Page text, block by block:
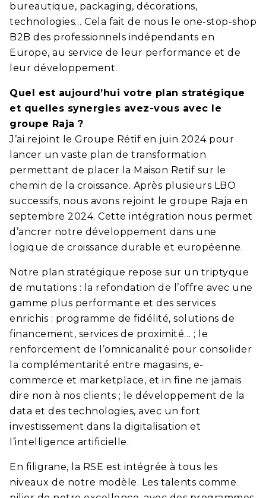
bureautique, packaging, décorations,
technologies… Cela fait de nous le one-stop-shop
B2B des professionnels indépendants en
Europe, au service de leur performance et de
leur développement.
Quel est aujourd’hui votre plan stratégique
et quelles synergies avez-vous avec le
groupe Raja ?
J’ai rejoint le Groupe Rétif en juin 2024 pour
lancer un vaste plan de transformation
permettant de placer la Maison Retif sur le
chemin de la croissance. Après plusieurs LBO
successifs, nous avons rejoint le groupe Raja en
septembre 2024. Cette intégration nous permet
d’ancrer notre développement dans une
logique de croissance durable et européenne.
Notre plan stratégique repose sur un triptyque
de mutations : la refondation de l’offre avec une
gamme plus performante et des services
enrichis : programme de fidélité, solutions de
financement, services de proximité… ; le
renforcement de l’omnicanalité pour consolider
la complémentarité entre magasins, e-
commerce et marketplace, et in fine ne jamais
dire non à nos clients ; le développement de la
data et des technologies, avec un fort
investissement dans la digitalisation et
l’intelligence artificielle.
En filigrane, la RSE est intégrée à tous les
niveaux de notre modèle. Les talents comme